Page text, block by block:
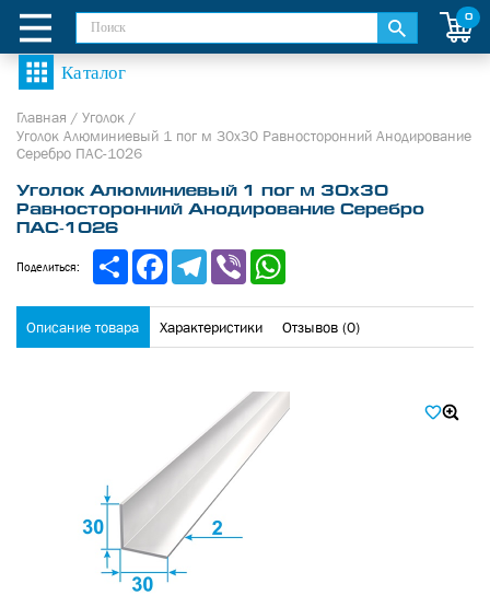
0
Главная / Уголок /
Уголок Алюминиевый 1 пог м 30х30 Равносторонний Анодирование
Серебро ПАС-1026
Уголок Алюминиевый 1 пог м 30х30
Равносторонний Анодирование Серебро
ПАС-1026
Описание товара Характеристики Отзывов (0)
Поделиться: ShareFacebookTelegram
Viber